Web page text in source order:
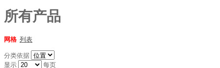
所有产品
网格 列表
分类依据
显示
每页